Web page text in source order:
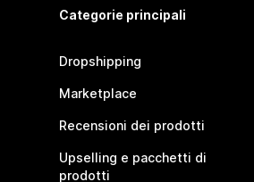
Categorie principali
Dropshipping
Marketplace
Recensioni dei prodotti
Upselling e pacchetti di
prodotti